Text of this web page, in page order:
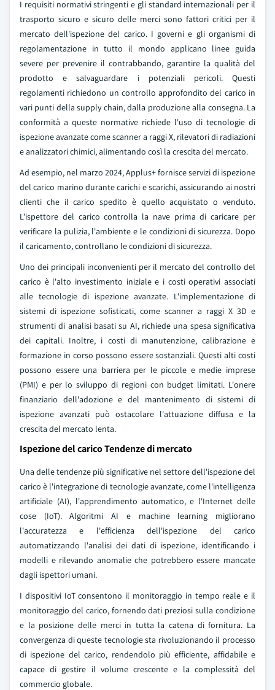
I requisiti normativi stringenti e gli standard internazionali per il
trasporto sicuro e sicuro delle merci sono fattori critici per il
mercato dell'ispezione del carico. I governi e gli organismi di
regolamentazione in tutto il mondo applicano linee guida
severe per prevenire il contrabbando, garantire la qualità del
prodotto e salvaguardare i potenziali pericoli. Questi
regolamenti richiedono un controllo approfondito del carico in
vari punti della supply chain, dalla produzione alla consegna. La
conformità a queste normative richiede l'uso di tecnologie di
ispezione avanzate come scanner a raggi X, rilevatori di radiazioni
e analizzatori chimici, alimentando così la crescita del mercato.
Ad esempio, nel marzo 2024, Applus+ fornisce servizi di ispezione
del carico marino durante carichi e scarichi, assicurando ai nostri
clienti che il carico spedito è quello acquistato o venduto.
L'ispettore del carico controlla la nave prima di caricare per
verificare la pulizia, l'ambiente e le condizioni di sicurezza. Dopo
il caricamento, controllano le condizioni di sicurezza.
Uno dei principali inconvenienti per il mercato del controllo del
carico è l'alto investimento iniziale e i costi operativi associati
alle tecnologie di ispezione avanzate. L'implementazione di
sistemi di ispezione sofisticati, come scanner a raggi X 3D e
strumenti di analisi basati su AI, richiede una spesa significativa
dei capitali. Inoltre, i costi di manutenzione, calibrazione e
formazione in corso possono essere sostanziali. Questi alti costi
possono essere una barriera per le piccole e medie imprese
(PMI) e per lo sviluppo di regioni con budget limitati. L'onere
finanziario dell'adozione e del mantenimento di sistemi di
ispezione avanzati può ostacolare l'attuazione diffusa e la
crescita del mercato lenta.
Ispezione del carico Tendenze di mercato
Una delle tendenze più significative nel settore dell'ispezione del
carico è l'integrazione di tecnologie avanzate, come l'intelligenza
artificiale (AI), l'apprendimento automatico, e l'Internet delle
cose (IoT). Algoritmi AI e machine learning migliorano
l'accuratezza e l'efficienza dell'ispezione del carico
automatizzando l'analisi dei dati di ispezione, identificando i
modelli e rilevando anomalie che potrebbero essere mancate
dagli ispettori umani.
I dispositivi IoT consentono il monitoraggio in tempo reale e il
monitoraggio del carico, fornendo dati preziosi sulla condizione
e la posizione delle merci in tutta la catena di fornitura. La
convergenza di queste tecnologie sta rivoluzionando il processo
di ispezione del carico, rendendolo più efficiente, affidabile e
capace di gestire il volume crescente e la complessità del
commercio globale.